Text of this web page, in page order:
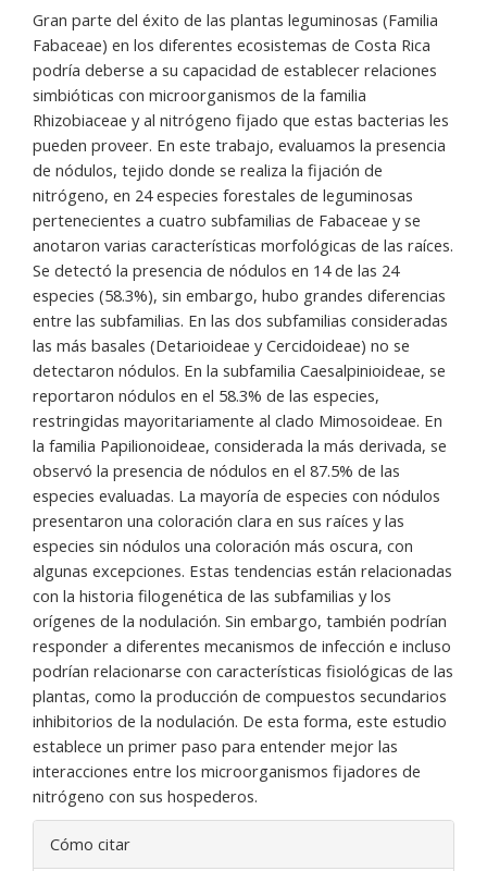
Gran parte del éxito de las plantas leguminosas (Familia
Fabaceae) en los diferentes ecosistemas de Costa Rica
podría deberse a su capacidad de establecer relaciones
simbióticas con microorganismos de la familia
Rhizobiaceae y al nitrógeno fijado que estas bacterias les
pueden proveer. En este trabajo, evaluamos la presencia
de nódulos, tejido donde se realiza la fijación de
nitrógeno, en 24 especies forestales de leguminosas
pertenecientes a cuatro subfamilias de Fabaceae y se
anotaron varias características morfológicas de las raíces.
Se detectó la presencia de nódulos en 14 de las 24
especies (58.3%), sin embargo, hubo grandes diferencias
entre las subfamilias. En las dos subfamilias consideradas
las más basales (Detarioideae y Cercidoideae) no se
detectaron nódulos. En la subfamilia Caesalpinioideae, se
reportaron nódulos en el 58.3% de las especies,
restringidas mayoritariamente al clado Mimosoideae. En
la familia Papilionoideae, considerada la más derivada, se
observó la presencia de nódulos en el 87.5% de las
especies evaluadas. La mayoría de especies con nódulos
presentaron una coloración clara en sus raíces y las
especies sin nódulos una coloración más oscura, con
algunas excepciones. Estas tendencias están relacionadas
con la historia filogenética de las subfamilias y los
orígenes de la nodulación. Sin embargo, también podrían
responder a diferentes mecanismos de infección e incluso
podrían relacionarse con características fisiológicas de las
plantas, como la producción de compuestos secundarios
inhibitorios de la nodulación. De esta forma, este estudio
establece un primer paso para entender mejor las
interacciones entre los microorganismos fijadores de
nitrógeno con sus hospederos.
Detalles
delCómo citar